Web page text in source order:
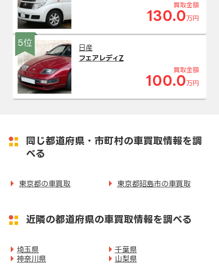
買取金額
130.0 万円
5位
日産
フェアレディZ
買取金額
100.0 万円
同じ都道府県・市町村の車買取情報を調
べる
東京都の車買取 東京都昭島市の車買取
近隣の都道府県の車買取情報を調べる
埼玉県
千葉県
神奈川県
山梨県